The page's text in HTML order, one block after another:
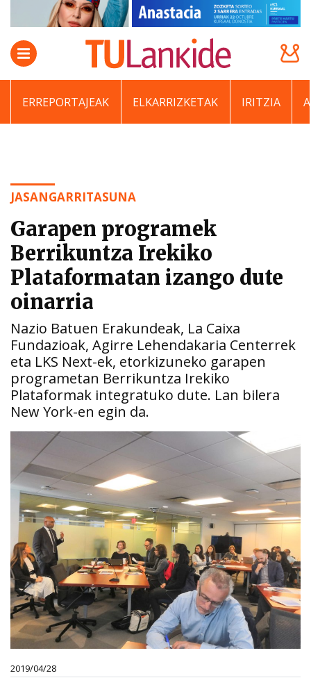
ERREPORTAJEAK ELKARRIZKETAK IRITZIA
JASANGARRITASUNA
Garapen programek
Berrikuntza Irekiko
Plataformatan izango dute
oinarria
Nazio Batuen Erakundeak, La Caixa
Fundazioak, Agirre Lehendakaria Centerrek
eta LKS Next-ek, etorkizuneko garapen
programetan Berrikuntza Irekiko
Plataformak integratuko dute. Lan bilera
New York-en egin da.
2019/04/28